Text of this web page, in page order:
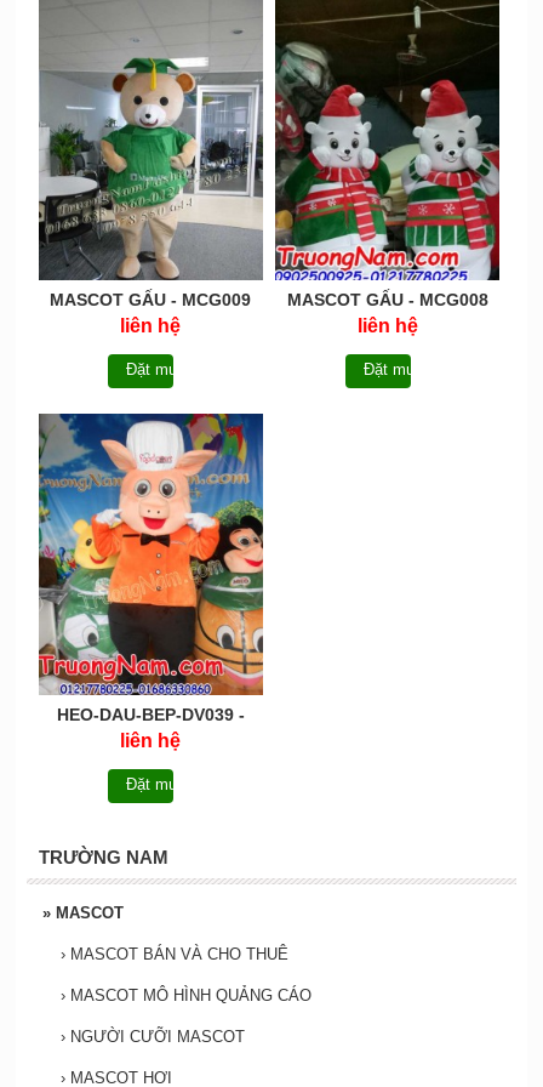
MASCOT GẤU - MCG009
liên hệ
Đặt mua
MASCOT GẤU - MCG008
liên hệ
Đặt mua
HEO-DAU-BEP-DV039 -
Mascot linh vật heo 2019
trên cả mong đợi
liên hệ
Đặt mua
TRƯỜNG NAM
» MASCOT
› MASCOT BÁN VÀ CHO THUÊ
› MASCOT MÔ HÌNH QUẢNG CÁO
› NGƯỜI CƯỠI MASCOT
› MASCOT HƠI